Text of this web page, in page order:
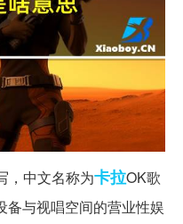
，中文名称为卡拉OK歌
备与视唱空间的营业性娱